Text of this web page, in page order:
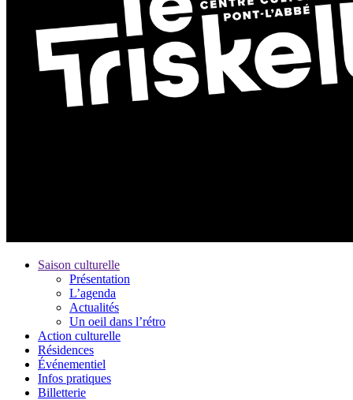
Saison culturelle
Présentation
L’agenda
Actualités
Un oeil dans l’rétro
Action culturelle
Résidences
Événementiel
Infos pratiques
Billetterie